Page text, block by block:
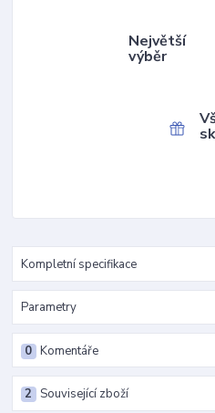
Největší
výběr
Kompletní specifikace
Parametry
Komentáře
0
Související zboží
2